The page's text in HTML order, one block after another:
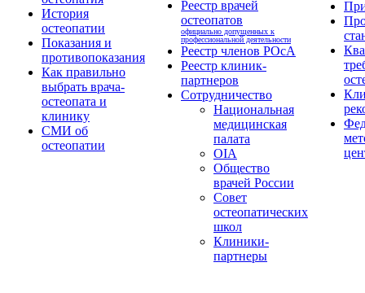
История
остеопатии
Показания и
противопоказания
Как правильно
выбрать врача-
остеопата и
клинику
СМИ об
остеопатии
Реестр врачей
остеопатов
официально допущенных к
профессиональной деятельности
Реестр членов РОсА
Реестр клиник-
партнеров
Сотрудничество
Национальная
медицинская
палата
OIA
Общество
врачей России
Совет
остеопатических
школ
Клиники-
партнеры